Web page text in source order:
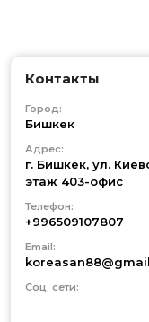
Контакты
Город:
Бишкек
Адрес:
г. Бишкек, ул.
этаж 403-офис
Телефон:
+996509107807
Email:
Соц. сети: